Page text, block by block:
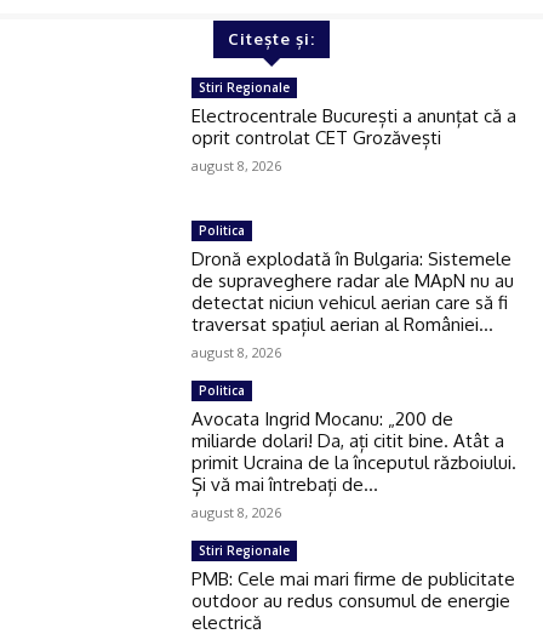
Citește și:
Stiri Regionale
Electrocentrale București a anunțat că a
oprit controlat CET Grozăvești
august 8, 2026
Politica
Dronă explodată în Bulgaria: Sistemele
de supraveghere radar ale MApN nu au
detectat niciun vehicul aerian care să fi
traversat spațiul aerian al României...
august 8, 2026
Politica
Avocata Ingrid Mocanu: „200 de
miliarde dolari! Da, ați citit bine. Atât a
primit Ucraina de la începutul războiului.
Și vă mai întrebați de...
august 8, 2026
Stiri Regionale
PMB: Cele mai mari firme de publicitate
outdoor au redus consumul de energie
electrică